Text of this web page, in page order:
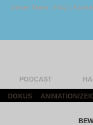
Unser Team | FAQ |
PODCAST
DOKUS ANIMATION/